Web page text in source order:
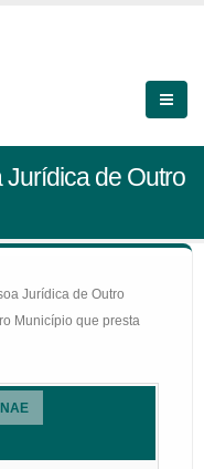
de Outro
Jurídica de Outro
Município que presta